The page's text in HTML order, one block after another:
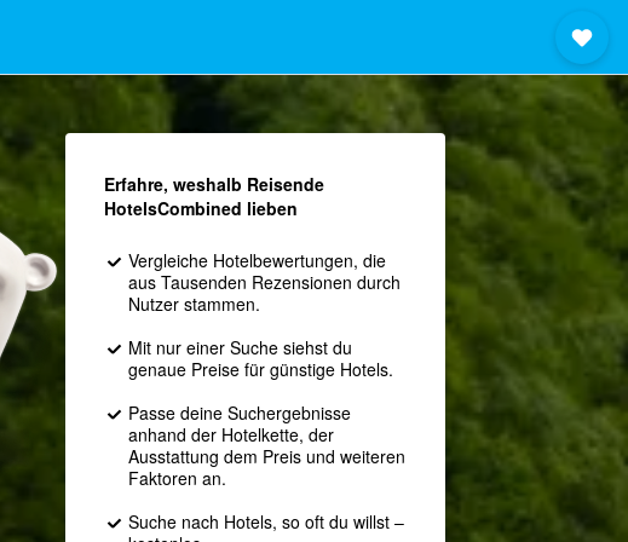
Erfahre, weshalb Reisende
HotelsCombined lieben
Vergleiche Hotelbewertungen, die
aus Tausenden Rezensionen durch
Nutzer stammen.
Mit nur einer Suche siehst du
genaue Preise für günstige Hotels.
Passe deine Suchergebnisse
anhand der Hotelkette, der
Ausstattung dem Preis und weiteren
Faktoren an.
Suche nach Hotels, so oft du willst –